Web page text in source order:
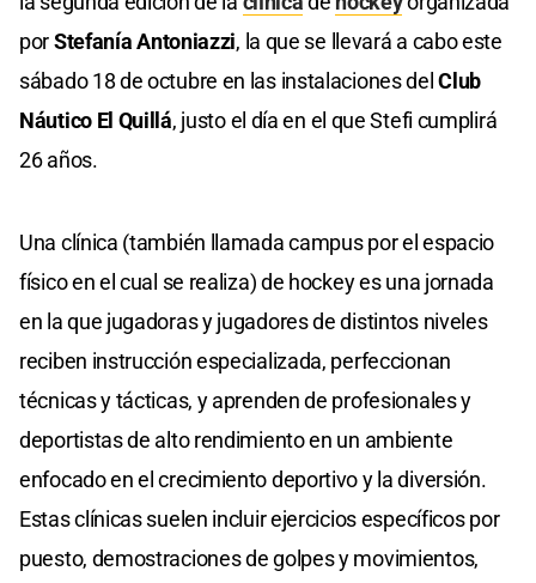
porStefanía Antoniazzi, la que se llevará a cabo este
sábado 18 de octubre en las instalaciones delClub
Náutico El Quillá, justo el día en el que Stefi cumplirá
26 años.
Una clínica (también llamada campus por el espacio
físico en el cual se realiza) de hockey es una jornada
en la que jugadoras y jugadores de distintos niveles
reciben instrucción especializada, perfeccionan
técnicas y tácticas, y aprenden de profesionales y
deportistas de alto rendimiento en un ambiente
enfocado en el crecimiento deportivo y la diversión.
Estas clínicas suelen incluir ejercicios específicos por
puesto, demostraciones de golpes y movimientos,